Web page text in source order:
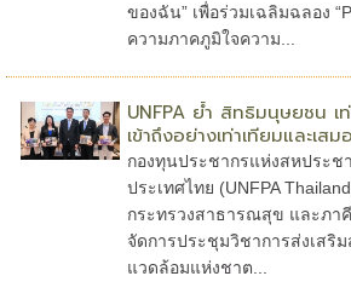
ของฉัน” เพื่อร่วมเฉลิมฉลอง
ความภาคภูมิใจความ...
UNFPA ย้ำ สิทธิมนุษยชน
เข้าถึงอย่างเท่าเทียมและเสม
กองทุนประชากรแห่งสหประช
ประเทศไทย (UNFPA
กระทรวงสาธารณสุข และภา
จัดการประชุมวิชาการส่งเสริ
แวดล้อมแห่งชาต...